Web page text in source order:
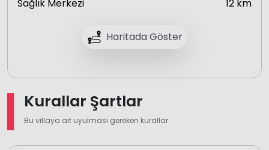
Haritada Göster
Sağlık Merkezi 12 km
Kurallar Şartlar
Bu villaya ait uyulması gereken kurallar